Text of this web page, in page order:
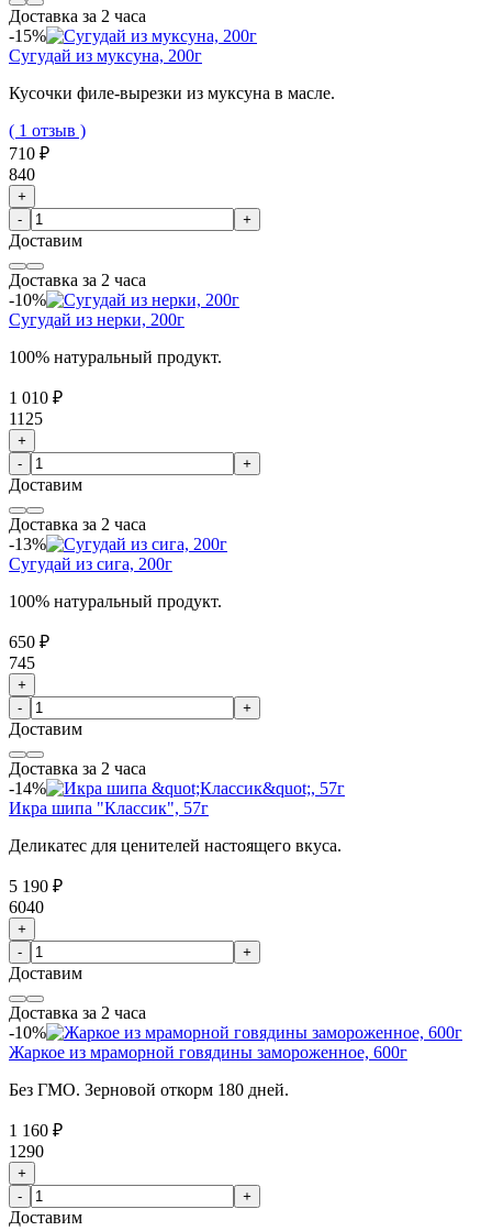
Доставка за 2 часа
-15%
Сугудай из муксуна, 200г
Кусочки филе-вырезки из муксуна в масле.
( 1 отзыв )
710 ₽
840
+
-
+
Доставим
Доставка за 2 часа
-10%
Сугудай из нерки, 200г
100% натуральный продукт.
1 010 ₽
1125
+
-
+
Доставим
Доставка за 2 часа
-13%
Сугудай из сига, 200г
100% натуральный продукт.
650 ₽
745
+
-
+
Доставим
Доставка за 2 часа
-14%
Икра шипа "Классик", 57г
Деликатес для ценителей настоящего вкуса.
5 190 ₽
6040
+
-
+
Доставим
Доставка за 2 часа
-10%
Жаркое из мраморной говядины замороженное, 600г
Без ГМО. Зерновой откорм 180 дней.
1 160 ₽
1290
+
-
+
Доставим